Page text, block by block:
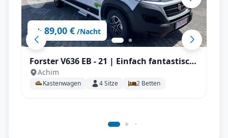
ab 89,00 € /Nacht
Forster V636 EB - 21 | Einfach fantastisch
für Teamplayer, ideal für 2 Personen mit
AHK, Solar uvm.
Achim
Kastenwagen 4Sitze 2 Betten